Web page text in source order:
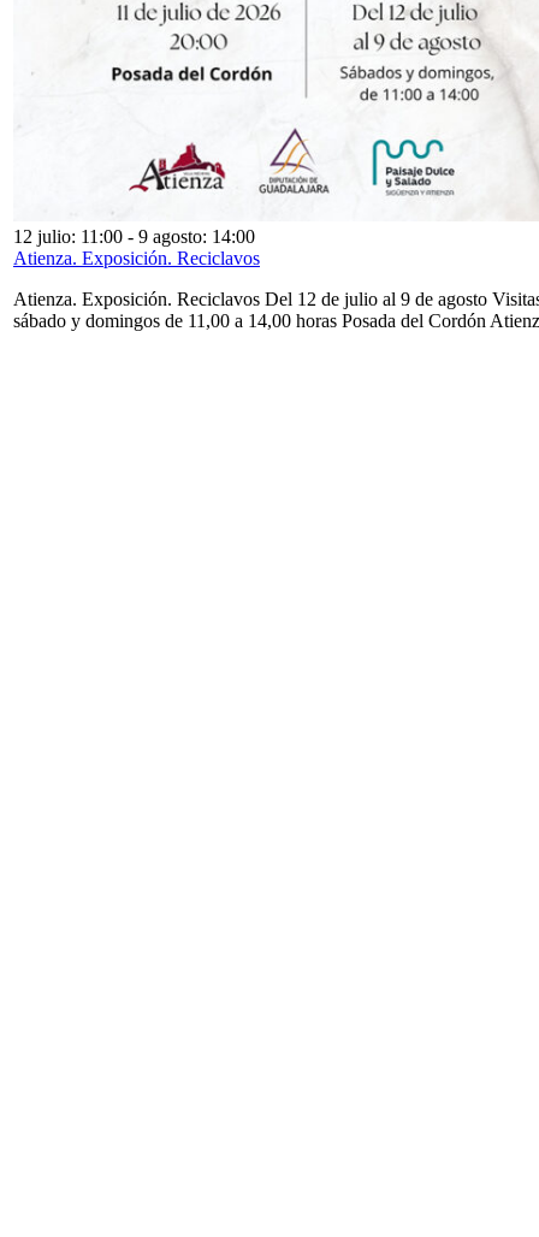
12 julio: 11:00 - 9 agosto: 14:00
Atienza. Exposición. Reciclavos
Atienza. Exposición. Reciclavos Del 12 de julio al 9 de agosto
sábado y domingos de 11,00 a 14,00 horas Posada del Cordón